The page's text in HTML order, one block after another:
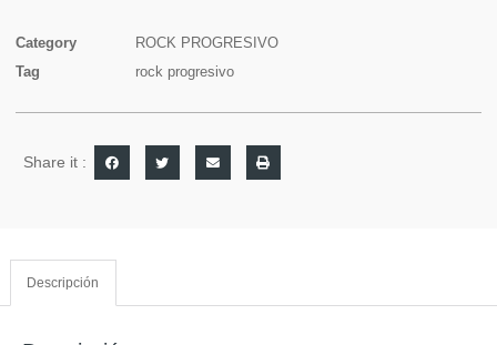
Category
ROCK PROGRESIVO
Tag
rock progresivo
Share it :
Descripción